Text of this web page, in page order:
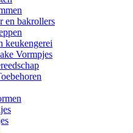
en bakrollers
keukengerei
Vormpjes